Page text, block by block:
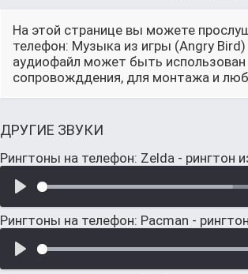
На этой странице вы можете
телефон: Музыка из игры (Angry
аудиофайл может быть использован
сопровожддения, для монтажа и
ДРУГИЕ ЗВУКИ
Рингтоны на телефон: Zelda - рингтон
Рингтоны на телефон: Pacman -